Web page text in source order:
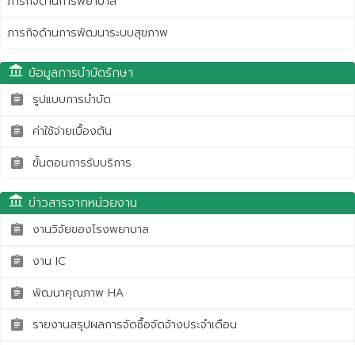
ภารกิจด้านการพัฒนาระบบสุขภาพ
account_balance ข้อมูลการบำบัดรักษา
assignment รูปแบบการบำบัด
assignment ค่าใช้จ่ายเบื้องต้น
assignment ขั้นตอนการรับบริการ
account_balance ข่าวสารจากหน่วยงาน
assignment งานวิจัยของโรงพยาบาล
assignment งาน IC
assignment พัฒนาคุณภาพ HA
assignment รายงานสรุปผลการจัดซื้อจัดจ้างประจำเดือน